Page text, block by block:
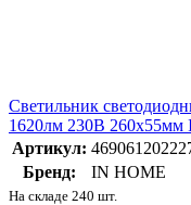
Светильник
1620лм 230В 260х55мм
Артикул:
Бренд:
IN HOME
На складе 240 шт.